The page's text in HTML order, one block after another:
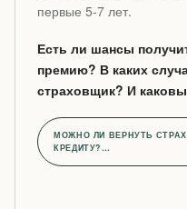
первые 5-7 лет.
Есть ли шансы
премию? В каких
страховщик? И
МОЖНО ЛИ ВЕРНУТЬ
КРЕДИТУ?…